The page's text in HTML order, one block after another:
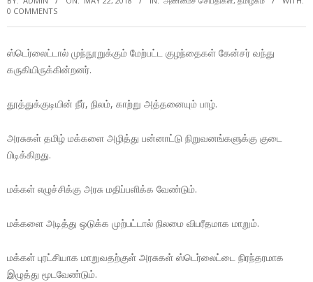
0 COMMENTS
ஸ்டெர்லைட்டால் முந்நூறுக்கும் மேற்பட்ட குழந்தைகள் கேன்சர் வந்து
கருகியிருக்கின்றனர்.
தூத்துக்குடியின் நீர், நிலம், காற்று அத்தனையும் பாழ்.
அரசுகள் தமிழ் மக்களை அழித்து பன்னாட்டு நிறுவனங்களுக்கு குடை
பிடிக்கிறது.
மக்கள் எழுச்சிக்கு அரசு மதிப்பளிக்க வேண்டும்.
மக்களை அடித்து ஒடுக்க முற்பட்டால் நிலமை விபரீதமாக மாறும்.
மக்கள் புரட்சியாக மாறுவதற்குள் அரசுகள் ஸ்டெர்லைட்டை நிரந்தரமாக
இழுத்து மூடவேண்டும்.